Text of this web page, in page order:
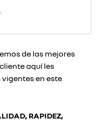
de las mejores
aquí les
en este
RAPIDEZ,